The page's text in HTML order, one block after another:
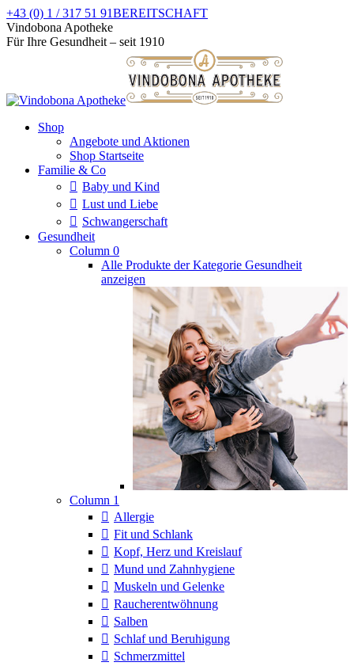
Zum
Inhalt
springen
+43 (0) 1 / 317 51 91BEREITSCHAFT
Facebook
page
window
Instagram
page
window
Vindobona Apotheke
Für Ihre Gesundheit – seit 1910
Shop
Angebote und Aktionen
Shop Startseite
Familie & Co
Baby und Kind
Lust und Liebe
Schwangerschaft
Gesundheit
Column 0
Alle Produkte der Kategorie Gesundheit
anzeigen
Column 1
Allergie
Fit und Schlank
Kopf, Herz und Kreislauf
Mund und Zahnhygiene
Muskeln und Gelenke
Raucherentwöhnung
Salben
Schlaf und Beruhigung
Schmerzmittel